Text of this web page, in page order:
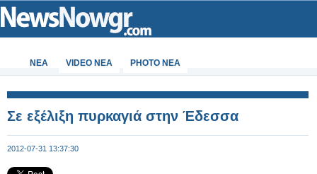
ΝΕΑ VIDEO NEA PHOTO NEA
Σε εξέλιξη πυρκαγιά στην Έδεσσα
2012-07-31 13:37:30